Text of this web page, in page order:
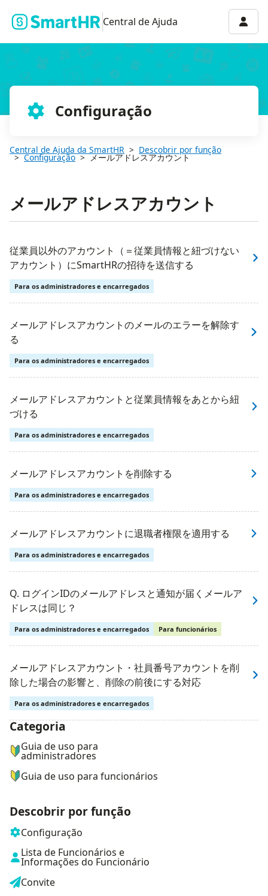
Central de Ajuda
Configuração
Central de Ajuda da SmartHR Descobrir por função
Configuração メールアドレスアカウント
メールアドレスアカウント
従業員以外のアカウント（＝従業員情報と紐づけない
アカウント）にSmartHRの招待を送信する
Para os administradores e encarregados
メールアドレスアカウントのメールのエラーを解除す
る
Para os administradores e encarregados
メールアドレスアカウントと従業員情報をあとから紐
づける
Para os administradores e encarregados
メールアドレスアカウントを削除する
Para os administradores e encarregados
メールアドレスアカウントに退職者権限を適用する
Para os administradores e encarregados
Q. ログインIDのメールアドレスと通知が届くメールア
ドレスは同じ？
Para os administradores e encarregados Para funcionários
メールアドレスアカウント・社員番号アカウントを削
除した場合の影響と、削除の前後にする対応
Para os administradores e encarregados
ナビゲーションメニュー
Categoria
Guia de uso para
administradores
Guia de uso para funcionários
Descobrir por função
Configuração
Lista de Funcionários e
Informações do Funcionário
Convite